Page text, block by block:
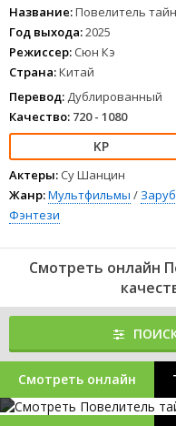
Название:Повелитель тайн
Год выхода:2025
Режиссер: Сюн Кэ
Страна:Китай
Перевод: Дублированный
Качество: 720 - 1080
Актеры: Су Шанцин
Жанр:Мультфильмы /
Фэнтези
Смотреть онлайн
Смотреть онлайн